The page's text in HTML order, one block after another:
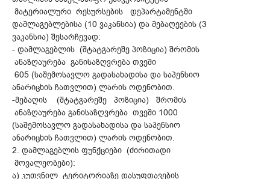
მატერიალური რესურსების დეპარტამენტში
დამლაგებლებისა (10 ვაკანსია) და მებაღეების (3
ვაკანსია) შესარჩევად:
- დამლაგებლის (შტატგარეშე პოზიცია) შრომის
ანაზღაურება განისაზღვრება თვეში
605 (საშემოსავლო გადასახადისა და საპენსიო
ანარიცხის ჩათვლით) ლარის ოდენობით.
-მებაღის (შტატგარეშე პოზიცია) შრომის
ანაზღაურება განისაზღვრება თვეში 1000
(საშემოსავლო გადასახადისა და საპენსიო
ანარიცხის ჩათვლით) ლარის ოდენობით.
2. დამლაგებლის ფუნქციები (ძირითადი
მოვალეობები):
ა) კუთვნილ ტერიტორიაზე დასუფთავების